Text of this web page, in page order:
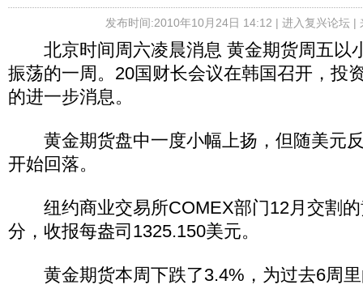
发布时间:2010年10月24日 14:12 | 进入复兴论坛|
北京时间周六凌晨消息 黄金期货周五以
振荡的一周。20国财长会议在韩国召开，投
的进一步消息。
黄金期货盘中一度小幅上扬，但随美元
开始回落。
纽约商业交易所COMEX部门12月交割的
分，收报每盎司1325.150美元。
黄金期货本周下跌了3.4%，为过去6周里